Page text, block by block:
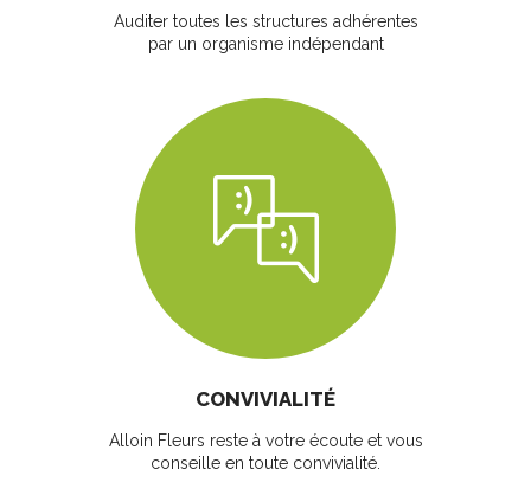
Auditer toutes les structures adhérentes
par un organisme indépendant
CONVIVIALITÉ
Alloin Fleurs reste à votre écoute et vous
conseille en toute convivialité.